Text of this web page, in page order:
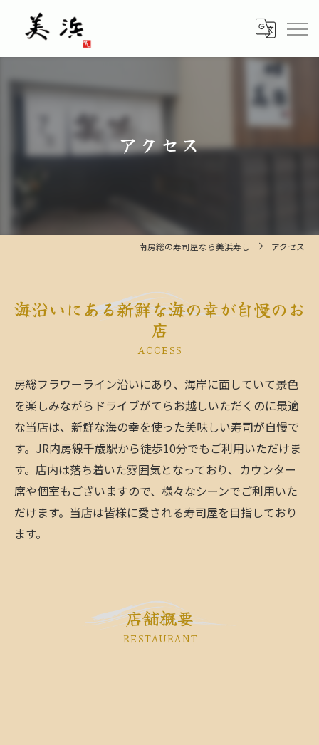
アクセス
南房総の寿司屋なら美浜寿し アクセス
海沿いにある新鮮な海の幸が自慢のお
店
ACCESS
房総フラワーライン沿いにあり、海岸に面していて景色
を楽しみながらドライブがてらお越しいただくのに最適
な当店は、新鮮な海の幸を使った美味しい寿司が自慢で
す。JR内房線千歳駅から徒歩10分でもご利用いただけま
す。店内は落ち着いた雰囲気となっており、カウンター
席や個室もございますので、様々なシーンでご利用いた
だけます。当店は皆様に愛される寿司屋を目指しており
ます。
店舗概要
RESTAURANT